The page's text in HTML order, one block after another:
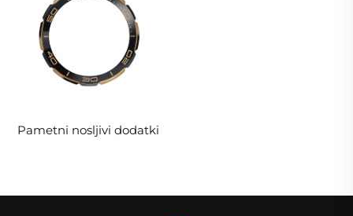
Pametni nosljivi dodatki